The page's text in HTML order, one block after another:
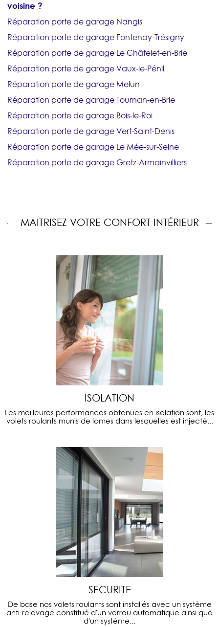
voisine ?
Réparation porte de garage Nangis
Réparation porte de garage Fontenay-Trésigny
Réparation porte de garage Le Châtelet-en-Brie
Réparation porte de garage Vaux-le-Pénil
Réparation porte de garage Melun
Réparation porte de garage Tournan-en-Brie
Réparation porte de garage Bois-le-Roi
Réparation porte de garage Vert-Saint-Denis
Réparation porte de garage Le Mée-sur-Seine
Réparation porte de garage Gretz-Armainvilliers
MAITRISEZ VOTRE CONFORT INTÉRIEUR
ISOLATION
Les meilleures performances obtenues en isolation sont, les
volets roulants munis de lames dans lesquelles est injecté...
SECURITE
De base nos volets roulants sont installés avec un système
anti-relevage constitué d'un verrou automatique ainsi que
d'un système...